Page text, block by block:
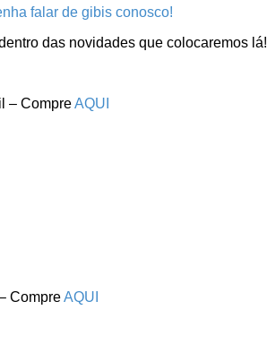
falar de gibis conosco!
das novidades que colocaremos lá!
– CompreAQUI
CompreAQUI